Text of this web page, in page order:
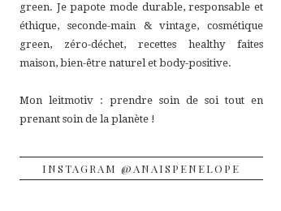
green. Je papote mode durable, responsable et
éthique, seconde-main & vintage, cosmétique
green, zéro-déchet, recettes healthy faites
maison, bien-être naturel et body-positive.
Mon leitmotiv : prendre soin de soi tout en
prenant soin de la planète !
INSTAGRAM @ANAISPENELOPE